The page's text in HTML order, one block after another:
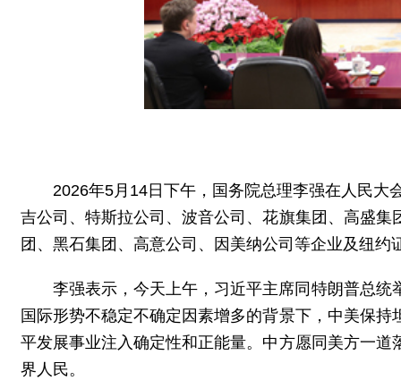
2026年5月14日下午，国务院总理李强在人民大
吉公司、特斯拉公司、波音公司、花旗集团、高盛
团、黑石集团、高意公司、因美纳公司等企业及纽约
李强表示，今天上午，习近平主席同特朗普总
国际形势不稳定不确定因素增多的背景下，中美保
平发展事业注入确定性和正能量。中方愿同美方一
界人民。